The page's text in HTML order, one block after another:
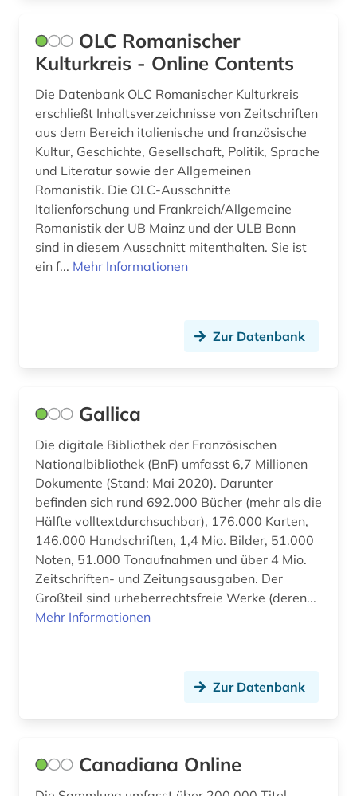
OLC Romanischer
Kulturkreis - Online Contents
Die Datenbank OLC Romanischer Kulturkreis
erschließt Inhaltsverzeichnisse von Zeitschriften
aus dem Bereich italienische und französische
Kultur, Geschichte, Gesellschaft, Politik, Sprache
und Literatur sowie der Allgemeinen
Romanistik. Die OLC-Ausschnitte
Italienforschung und Frankreich/Allgemeine
Romanistik der UB Mainz und der ULB Bonn
sind in diesem Ausschnitt mitenthalten. Sie ist
ein f... Mehr Informationen
Zur Datenbank
Gallica
Die digitale Bibliothek der Französischen
Nationalbibliothek (BnF) umfasst 6,7 Millionen
Dokumente (Stand: Mai 2020). Darunter
befinden sich rund 692.000 Bücher (mehr als die
Hälfte volltextdurchsuchbar), 176.000 Karten,
146.000 Handschriften, 1,4 Mio. Bilder, 51.000
Noten, 51.000 Tonaufnahmen und über 4 Mio.
Zeitschriften- und Zeitungsausgaben. Der
Großteil sind urheberrechtsfreie Werke (deren...
Mehr Informationen
Zur Datenbank
Canadiana Online